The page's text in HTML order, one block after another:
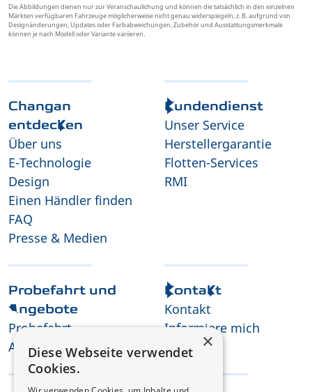
Die Abbildungen dienen nur zur Veranschaulichung und können die tatsächlich in den einzelnen
Märkten verfügbaren Fahrzeuge möglicherweise nicht genau widerspiegeln, z. B. aufgrund von
Designänderungen, Updates oder Farbabweichungen. Zubehör und Ausstattungsmerkmale
können je nach Modell oder Variante variieren.
Changan
entdecken
Über uns
E-Technologie
Design
Einen Händler finden
FAQ
Presse & Medien
Kundendienst
Unser Service
Herstellergarantie
Flotten-Services
RMI
Probefahrt und
Angebote
Probefahrt
Angebot anfordern
Kontakt
Kontakt
Informiere mich
Karriere
×
Diese Webseite verwendet
Cookies.